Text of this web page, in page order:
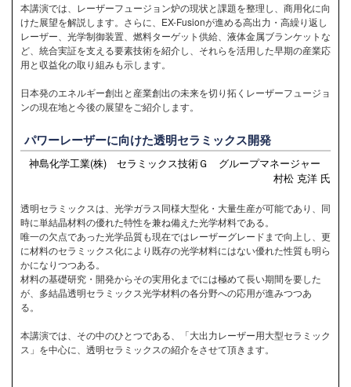
本講演では、レーザーフュージョン炉の現状と課題を整理し、商用化に向
けた展望を解説します。さらに、EX-Fusionが進める高出力・高繰り返し
レーザー、光学制御装置、燃料ターゲット供給、液体金属ブランケットな
ど、統合実証を支える要素技術を紹介し、それらを活用した早期の産業応
用と収益化の取り組みも示します。
日本発のエネルギー創出と産業創出の未来を切り拓くレーザーフュージョ
ンの現在地と今後の展望をご紹介します。
パワーレーザーに向けた透明セラミックス開発
神島化学工業(株) セラミックス技術Ｇ グループマネージャー
村松 克洋 氏
透明セラミックスは、光学ガラス同様大型化・大量生産が可能であり、同
時に単結晶材料の優れた特性を兼ね備えた光学材料である。
唯一の欠点であった光学品質も現在ではレーザーグレードまで向上し、更
に材料のセラミックス化により既存の光学材料にはない優れた性質も明ら
かになりつつある。
材料の基礎研究・開発からその実用化までには極めて長い期間を要した
が、多結晶透明セラミックス光学材料の各分野への応用が進みつつあ
る。
本講演では、その中のひとつである、「大出力レーザー用大型セラミック
ス」を中心に、透明セラミックスの紹介をさせて頂きます。